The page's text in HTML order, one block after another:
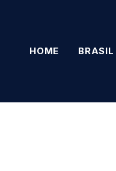
HOME BRASIL